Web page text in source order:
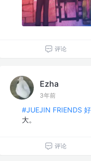
评论
Ezha
3年前
#JUEJIN FRIENDS
大。
评论